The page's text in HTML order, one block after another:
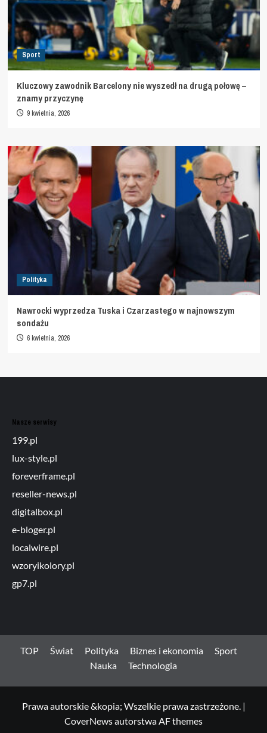
Sport
Kluczowy zawodnik Barcelony nie wyszedł na drugą połowę –
znamy przyczynę
9 kwietnia, 2026
Polityka
Nawrocki wyprzedza Tuska i Czarzastego w najnowszym
sondażu
6 kwietnia, 2026
Nasze serwisy
199.pl
lux-style.pl
foreverframe.pl
reseller-news.pl
digitalbox.pl
e-bloger.pl
localwire.pl
wzoryikolory.pl
gp7.pl
TOP Świat Polityka Biznes i ekonomia
Sport
Nauka
Technologia
Prawa autorskie &kopia; Wszelkie prawa zastrzeżone. |
CoverNewsautorstwa AF themes